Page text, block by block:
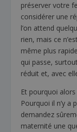
préserver votre
considérer une
l’on attend
rien, mais ce
même plus
qui passe,
réduit et, avec
Et pourquoi
Pourquoi il n’y a
demandez
maternité une